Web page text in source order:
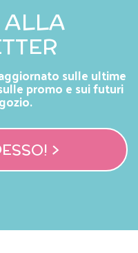
ALLA
sulle ultime
promo e sui futuri
>